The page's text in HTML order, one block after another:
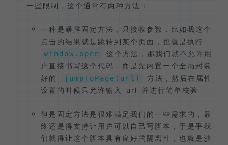
一些限制，这个通常有两种方法：
一种是暴露固定方法，只接收参数，比如我这个
点击的结果就是跳转到某个页面，也就是执行
window.open
这个方法，那我们就不允许用
户直接书写这个代码，而是先内置一个全局封装
好的
jumpToPage(url)
方法，然后在属性
设置的时候只允许输入 url 并进行简单校验
但是固定方法是很难满足我们的一些需求的，最
终还是得支持让用户可以自己写脚本，于是乎我
们就得让这个脚本具有良好的隔离性，也就是沙